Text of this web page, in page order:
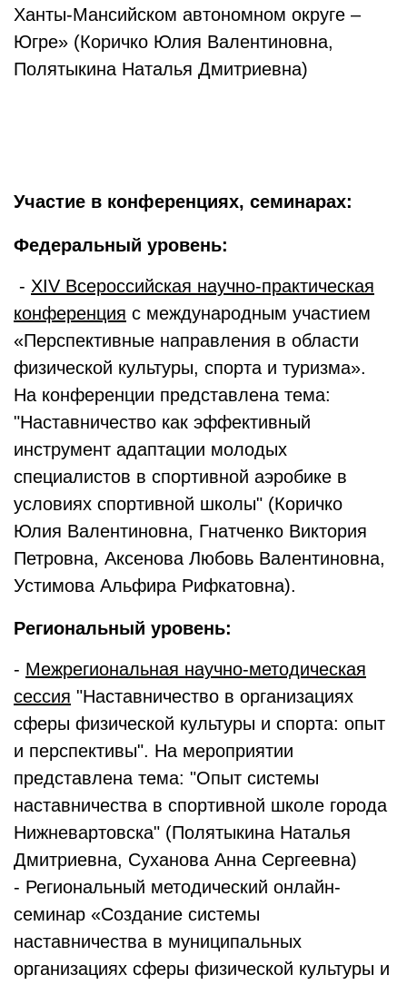
Ханты-Мансийском автономном округе –
Югре» (Коричко Юлия Валентиновна,
Полятыкина Наталья Дмитриевна)
Участие в конференциях, семинарах:
Федеральный уровень:
- XIV Всероссийская научно-практическая
конференция с международным участием
«Перспективные направления в области
физической культуры, спорта и туризма».
На конференции представлена тема:
"Наставничество как эффективный
инструмент адаптации молодых
специалистов в спортивной аэробике в
условиях спортивной школы" (Коричко
Юлия Валентиновна, Гнатченко Виктория
Петровна, Аксенова Любовь Валентиновна,
Устимова Альфира Рифкатовна).
Региональный уровень:
- Межрегиональная научно-методическая
сессия "Наставничество в организациях
сферы физической культуры и спорта: опыт
и перспективы". На мероприятии
представлена тема: "Опыт системы
наставничества в спортивной школе города
Нижневартовска" (Полятыкина Наталья
Дмитриевна, Суханова Анна Сергеевна)
- Региональный методический онлайн-
семинар «Создание системы
наставничества в муниципальных
организациях сферы физической культуры и